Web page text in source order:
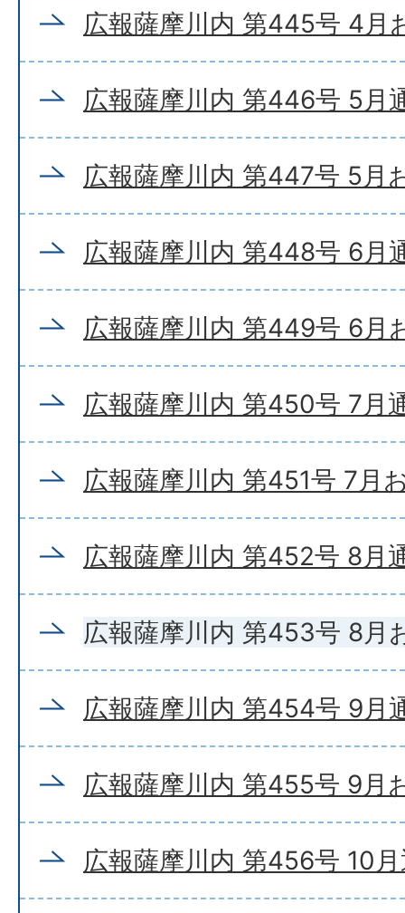
広報薩摩川内 第445号 4月
広報薩摩川内 第446号 5月
広報薩摩川内 第447号 5月
広報薩摩川内 第448号 6月
広報薩摩川内 第449号 6月
広報薩摩川内 第450号 7月
広報薩摩川内 第451号 7月
広報薩摩川内 第452号 8月
広報薩摩川内 第453号 8月
広報薩摩川内 第454号 9月
広報薩摩川内 第455号 9月
広報薩摩川内 第456号 10